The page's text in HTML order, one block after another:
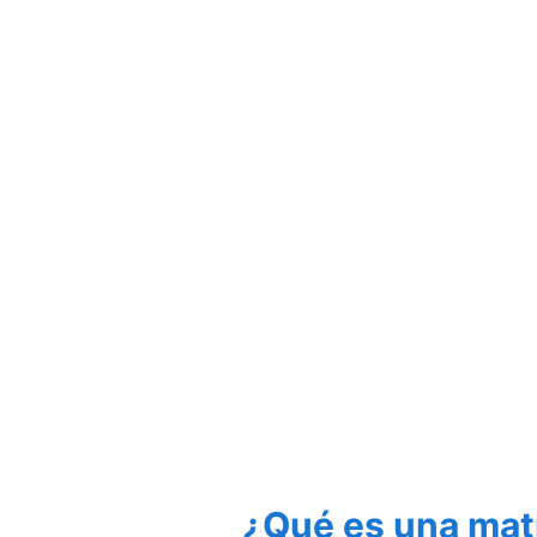
¿Qué es una